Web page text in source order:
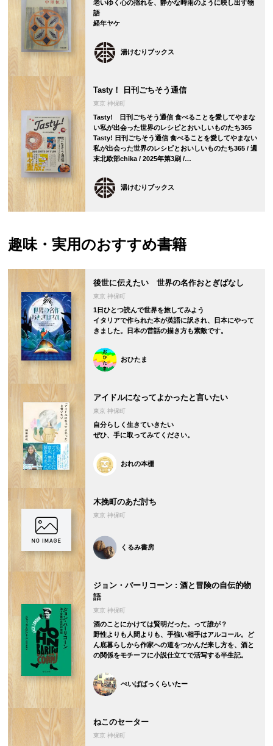
老いゆく心の揺れを、静かな時雨のように映し出す物
語
経年ヤケ
湯けむりブックス
Tasty！ 日刊ごちそう通信
東京 神保町
Tasty! 日刊ごちそう通信 食べることを愛してやまな
い私が出会った世界のレシピとおいしいものたち365
Tasty! 日刊ごちそう通信 食べることを愛してやまない
私が出会った世界のレシピとおいしいものたち365 / 週
末北欧部chika / 2025年第3刷 /…
湯けむりブックス
趣味・実用のおすすめ書籍
後世に伝えたい 世界の名作おとぎばなし
東京 神保町
1日ひとつ読んで世界を旅してみよう
イタリアで作られた本が英語に訳され、日本にやって
きました。日本の昔話の描き方も素敵です。
おひたま
アイドルになってよかったと言いたい
東京 神保町
自分らしく生きていきたい
ぜひ、手に取ってみてください。
おれの本棚
木挽町のあだ討ち
東京 神保町
くるみ書房
ジョン・バーリコーン : 酒と冒険の自伝的物
語
東京 神保町
酒のことにかけては賢明だった。って誰が？
野性よりも人間よりも、手強い相手はアルコール。ど
ん底暮らしから作家への道をつかんだ来し方を、酒と
の関係をモチーフに小説仕立てで活写する半生記。
ぺいぱばっくらいたー
ねこのセーター
東京 神保町